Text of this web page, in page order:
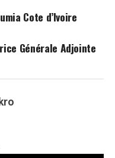
Cote d’Ivoire
Générale Adjointe